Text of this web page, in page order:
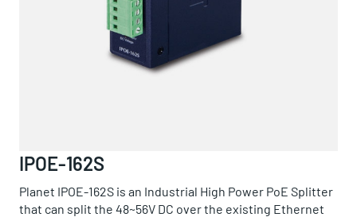
IPOE-162S
Planet IPOE-162S is an Industrial High Power PoE Splitter
that can split the 48~56V DC over the existing Ethernet